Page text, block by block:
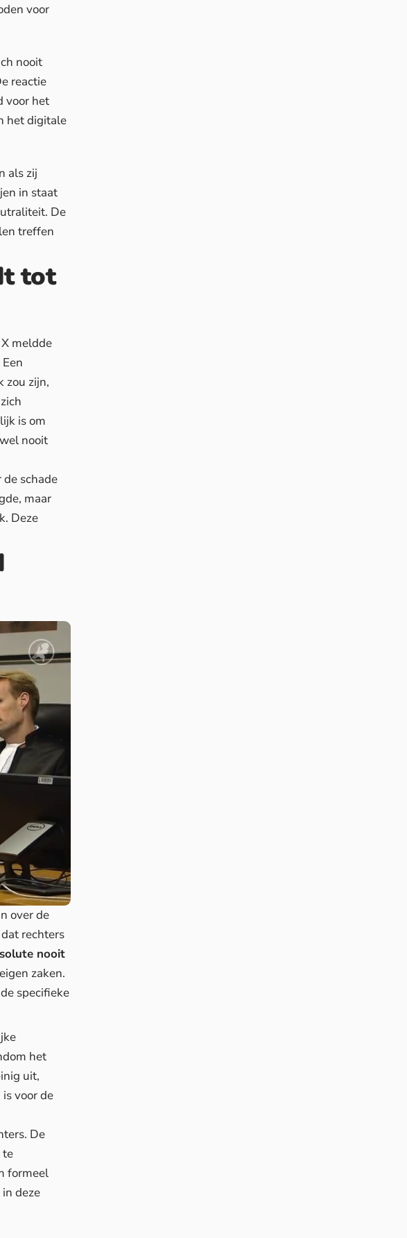
voor
nooit
reactie
voor het
het digitale
als zij
in staat
De
treffen
tot
meldde
zou zijn,
is om
nooit
schade
maar
Deze
over de
rechters
nooit
zaken.
specifieke
het
uit,
voor de
De
te
formeel
deze